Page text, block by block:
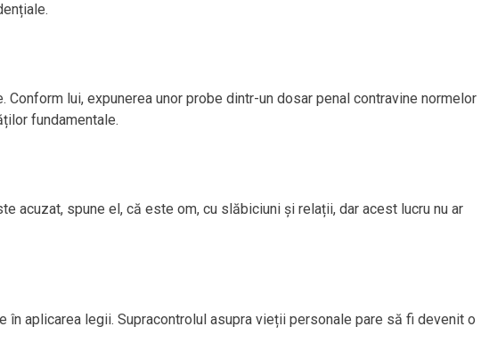
lui, expunerea unor probe dintr-un dosar penal contravine normelor
fundamentale.
acuzat, spune el, că este om, cu slăbiciuni și relații, dar acest lucru nu ar
aplicarea legii. Supracontrolul asupra vieții personale pare să fi devenit o